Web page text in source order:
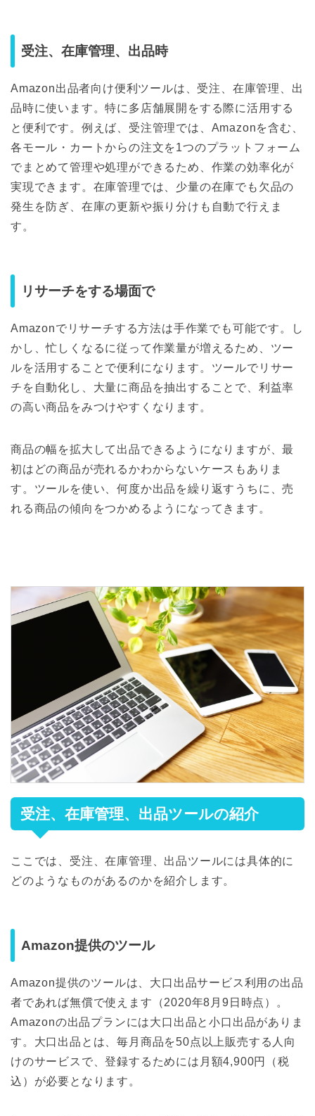
受注、在庫管理、出品時
Amazon出品者向け便利ツールは、受注、在庫管理、出
品時に使います。特に多店舗展開をする際に活用する
と便利です。例えば、受注管理では、Amazonを含む、
各モール・カートからの注文を1つのプラットフォーム
でまとめて管理や処理ができるため、作業の効率化が
実現できます。在庫管理では、少量の在庫でも欠品の
発生を防ぎ、在庫の更新や振り分けも自動で行えま
す。
リサーチをする場面で
Amazonでリサーチする方法は手作業でも可能です。し
かし、忙しくなるに従って作業量が増えるため、ツー
ルを活用することで便利になります。ツールでリサー
チを自動化し、大量に商品を抽出することで、利益率
の高い商品をみつけやすくなります。
商品の幅を拡大して出品できるようになりますが、最
初はどの商品が売れるかわからないケースもありま
す。ツールを使い、何度か出品を繰り返すうちに、売
れる商品の傾向をつかめるようになってきます。
受注、在庫管理、出品ツールの紹介
ここでは、受注、在庫管理、出品ツールには具体的に
どのようなものがあるのかを紹介します。
Amazon提供のツール
Amazon提供のツールは、大口出品サービス利用の出品
者であれば無償で使えます（2020年8月9日時点）。
Amazonの出品プランには大口出品と小口出品がありま
す。大口出品とは、毎月商品を50点以上販売する人向
けのサービスで、登録するためには月額4,900円（税
込）が必要となります。